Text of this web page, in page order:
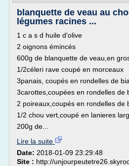
blanquette de veau au
légumes racines ...
1 c a s d huile d'olive
2 oignons émincés
600g de blanquette de veau,en
1/2céleri rave coupé en morceaux
3panais, coupés en rondelles de
3carottes,coupées en rondelles de
2 poireaux,coupés en rondelles de
1/2 chou vert,coupé en lanieres
200g de...
Lire la suite
Date: 2018-01-09 23:29:48
Site : http://